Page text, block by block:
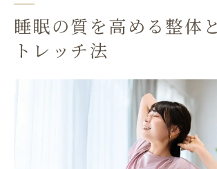
就寝前の整体で朝のだるさを
だるさ改善に効く整体とスト
朝起きたときの変化を実感す
疲れが取れない日常に整体が効く
整体施術前後の疲労感変化一覧
疲れが取れない原因と整体の
睡眠の質を高める整体
トレッチ法